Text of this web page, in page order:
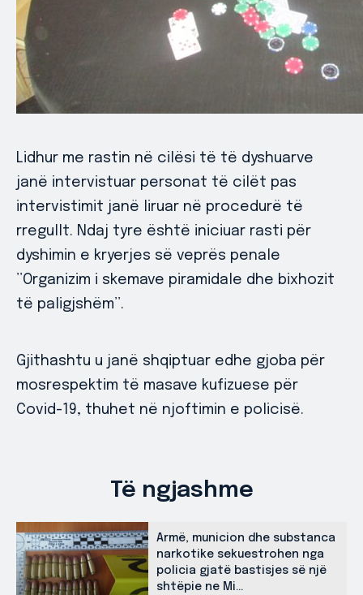
Lidhur me rastin në cilësi të të dyshuarve
janë intervistuar personat të cilët pas
intervistimit janë liruar në procedurë të
rregullt. Ndaj tyre është iniciuar rasti për
dyshimin e kryerjes së veprës penale
’’Organizim i skemave piramidale dhe bixhozit
të paligjshëm’’.
Gjithashtu u janë shqiptuar edhe gjoba për
mosrespektim të masave kufizuese për
Covid-19, thuhet në njoftimin e policisë.
Të ngjashme
Armë, municion dhe substanca
narkotike sekuestrohen nga
policia gjatë bastisjes së një
shtëpie ne Mi...